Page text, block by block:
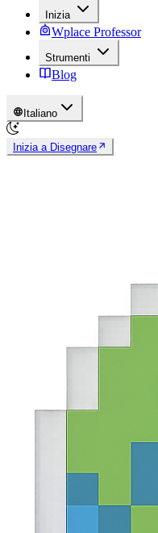
Inizia
Wplace Professor
Strumenti
Blog
Italiano
Inizia a Disegnare